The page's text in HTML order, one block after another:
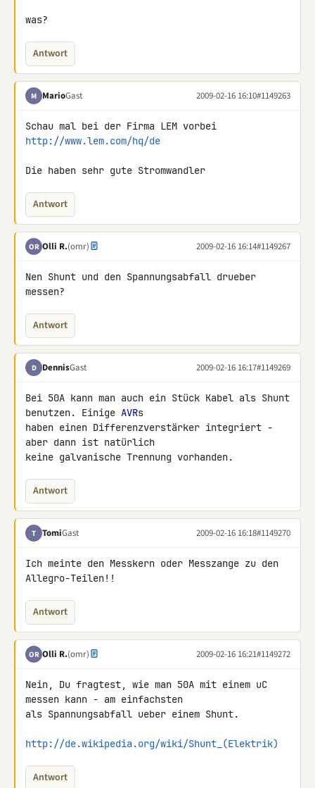
was?
Antwort
M MarioGast 2009-02-16 16:10#1149263
http://www.lem.com/hq/de
Die haben sehr gute Stromwandler
Antwort
OR Olli R.(omr) 2009-02-16 16:14#1149267
Nen Shunt und den Spannungsabfall drueber
messen?
Antwort
D DennisGast 2009-02-16 16:17#1149269
Bei 50A kann man auch ein Stück Kabel als Shunt
benutzen. Einige AVRs
haben einen Differenzverstärker integriert -
aber dann ist natürlich
keine galvanische Trennung vorhanden.
Antwort
T TomiGast 2009-02-16 16:18#1149270
Ich meinte den Messkern oder Messzange zu den
Allegro-Teilen!!
Antwort
OR Olli R.(omr) 2009-02-16 16:21#1149272
Nein, Du fragtest, wie man 50A mit einem uC
messen kann - am einfachsten
als Spannungsabfall ueber einem Shunt.
http://de.wikipedia.org/wiki/Shunt_(Elektrik)
Antwort